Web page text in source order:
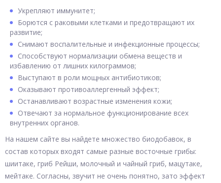
Укрепляют иммунитет;
Борются с раковыми клетками и предотвращают их
развитие;
Снимают воспалительные и инфекционные процессы;
Способствуют нормализации обмена веществ и
избавлению от лишних килограммов;
Выступают в роли мощных антибиотиков;
Оказывают противоаллергенный эффект;
Останавливают возрастные изменения кожи;
Отвечают за нормальное функционирование всех
внутренних органов.
На нашем сайте вы найдете множество биодобавок, в
состав которых входят самые разные восточные грибы:
шиитаке, гриб Рейши, молочный и чайный гриб, мацутаке,
мейтаке. Согласны, звучит не очень понятно, зато эффект